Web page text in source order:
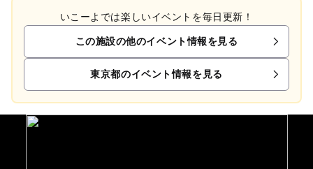
いこーよでは楽しいイベントを毎日更新！
この施設の他のイベント情報を見る
東京都のイベント情報を見る